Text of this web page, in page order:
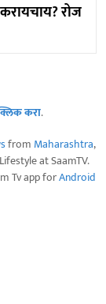
रोज
करा.
from Maharashtra,
at SaamTV.
Tv app forAndroid